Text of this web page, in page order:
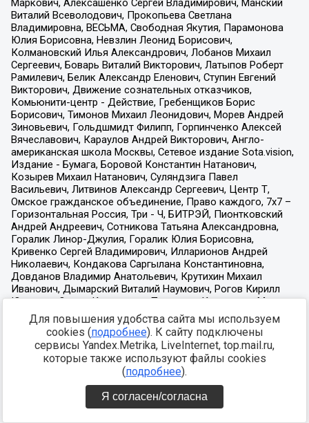
Для повышения удобства сайта мы используем
cookies (подробнее). К сайту подключены
сервисы Yandex.Metrika, LiveInternet, top.mail.ru,
которые также используют файлы cookies
(подробнее).
Я согласен/согласна